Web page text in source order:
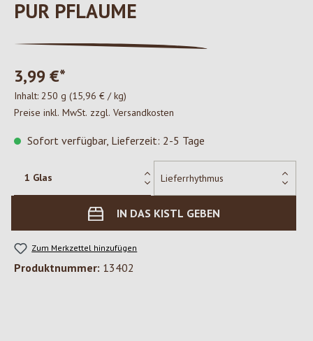
PUR PFLAUME
3,99 €*
Inhalt: 250 g (15,96 € / kg)
Preise inkl. MwSt. zzgl. Versandkosten
Sofort verfügbar, Lieferzeit: 2-5 Tage
IN DAS KISTL GEBEN
Zum Merkzettel hinzufügen
Produktnummer: 13402